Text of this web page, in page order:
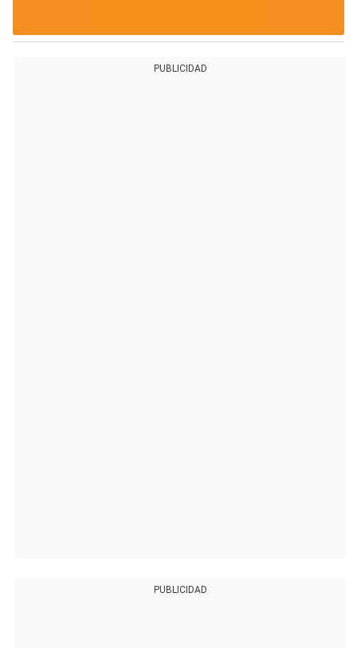
PUBLICIDAD
PUBLICIDAD